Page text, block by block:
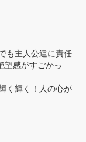
も主人公達に責任
望感がすごかっ
く輝く！人の心が